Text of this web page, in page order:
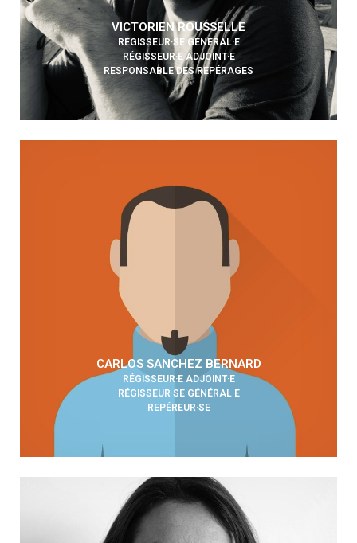
VICTORIEN ROUSSELLE
RÉGISSEUR·SE GÉNÉRAL·E
RÉGISSEUR·E ADJOINT·E
RESPONSABLE DES REPÉRAGES
CARLOS SANCHEZ BERNARD
RÉGISSEUR·E ADJOINT·E
RÉGISSEUR·SE GÉNÉRAL·E
REPÉREUR·SE